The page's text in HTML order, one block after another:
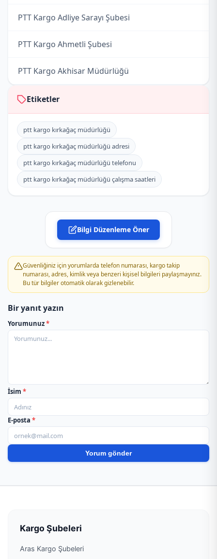
PTT Kargo Adliye Sarayı Şubesi
PTT Kargo Ahmetli Şubesi
PTT Kargo Akhisar Müdürlüğü
PTT Kargo Alaşehir Müdürlüğü
PTT Kargo Aşağıçobanisa Acenteliği
PTT Kargo Beyobası Acenteliği
PTT Kargo Borlu Şubesi
PTT Kargo Celal Bayar Üniversitesi Kampüs
PTT Kargo Demirci Müdürlüğü
PTT Kargo Gelenbe Acenteliği
PTT Kargo Gökçeköy Acenteliği
PTT Kargo Gölmarmara Müdürlüğü
PTT Kargo Hacırahmanlı Şubesi
PTT Kargo Halitpaşa Şubesi
PTT Kargo Horozköy Şubesi
PTT Kargo Karaoğlanlı Şubesi
PTT Kargo Kavaklıdere Acenteliği
Etiketler
ptt kargo kırkağaç müdürlüğü
ptt kargo kırkağaç müdürlüğü adresi
ptt kargo kırkağaç müdürlüğü telefonu
ptt kargo kırkağaç müdürlüğü çalışma saatleri
Bilgi Düzenleme Öner
Güvenliğiniz için yorumlarda telefon numarası, kargo takip
numarası, adres, kimlik veya benzeri kişisel bilgileri paylaşmayınız.
Bu tür bilgiler otomatik olarak gizlenebilir.
Bir yanıt yazın
Yorumunuz*
İsim *
E-posta *
Kargo Şubeleri
Aras Kargo Şubeleri